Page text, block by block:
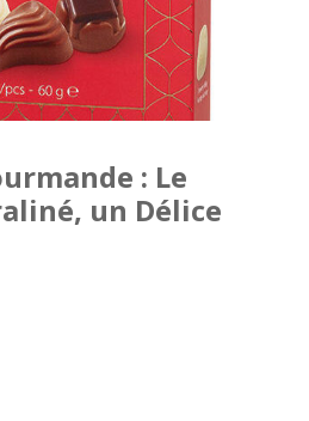
: Le
un Délice